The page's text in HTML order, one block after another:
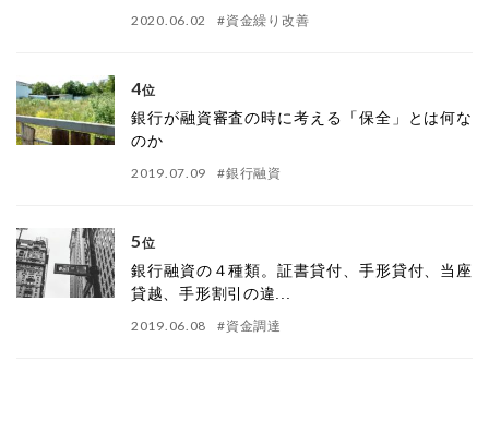
2020.06.02 #資金繰り改善
4位
銀行が融資審査の時に考える「保全」とは何な
のか
2019.07.09 #銀行融資
5位
銀行融資の４種類。証書貸付、手形貸付、当座
貸越、手形割引の違...
2019.06.08 #資金調達